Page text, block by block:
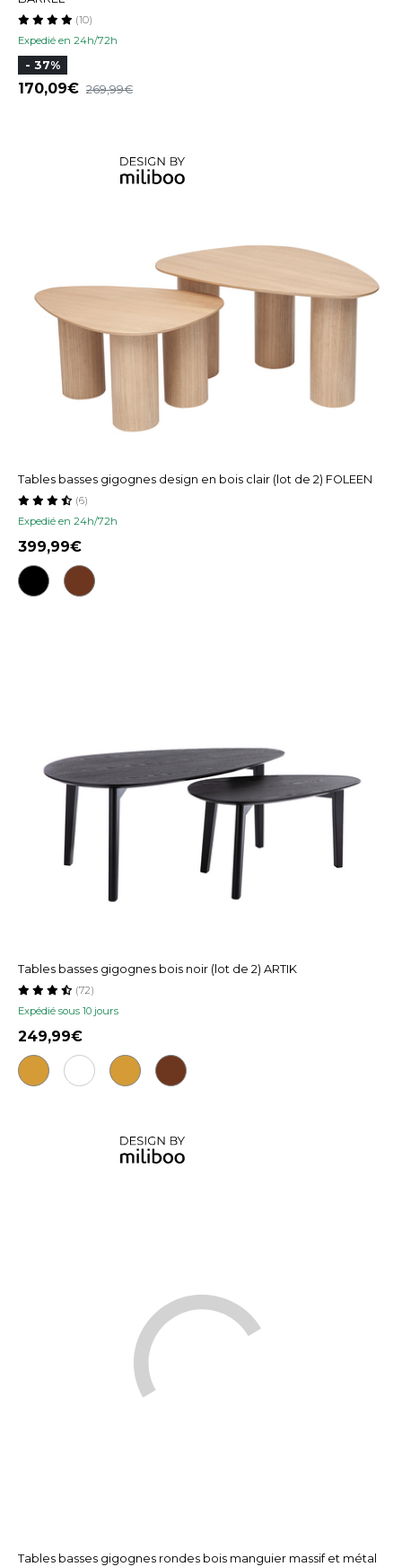
Expedié en 24h/72h
(10)
- 37%
170,09 269,99
Tables basses gigognes design en bois clair (lot de 2) FOLEEN
Expedié en 24h/72h
(6)
399,99
Tables basses gigognes bois noir (lot de 2) ARTIK
Expédié sous 10 jours
(72)
249,99
Tables basses gigognes rondes bois manguier massif et métal